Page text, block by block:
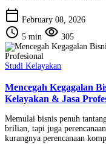
calendar_today February 08, 2026
schedule 5 min visibility 305
Studi Kelayakan
Mencegah Kegagalan
Kelayakan & Jasa
Memulai bisnis penuh
brilian, tapi juga
kurangnya perencanaan